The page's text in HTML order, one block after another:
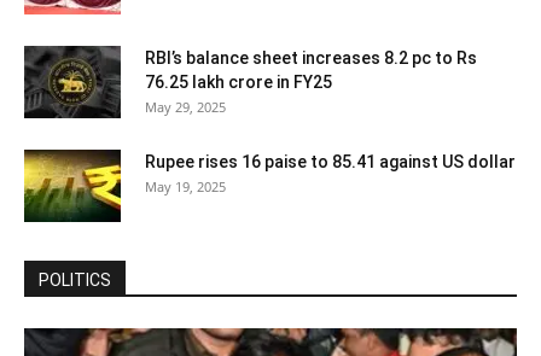
RBI’s balance sheet increases 8.2 pc to Rs
76.25 lakh crore in FY25
May 29, 2025
Rupee rises 16 paise to 85.41 against US dollar
May 19, 2025
POLITICS